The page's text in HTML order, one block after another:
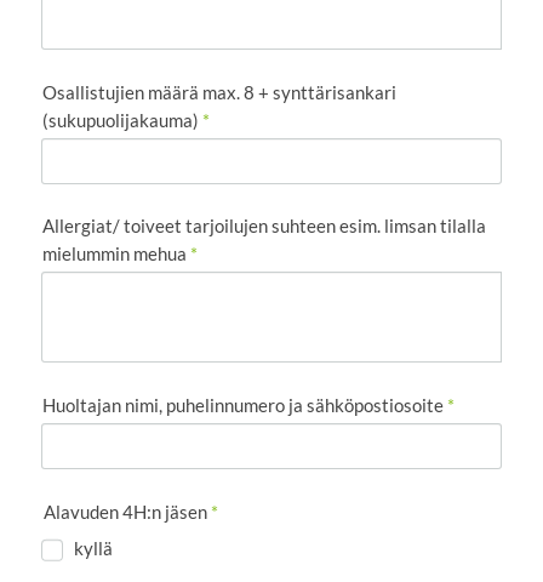
Osallistujien määrä max. 8 + synttärisankari
(sukupuolijakauma) *
Allergiat/ toiveet tarjoilujen suhteen esim. limsan tilalla
mielummin mehua *
Huoltajan nimi, puhelinnumero ja sähköpostiosoite *
Alavuden 4H:n jäsen*
kyllä